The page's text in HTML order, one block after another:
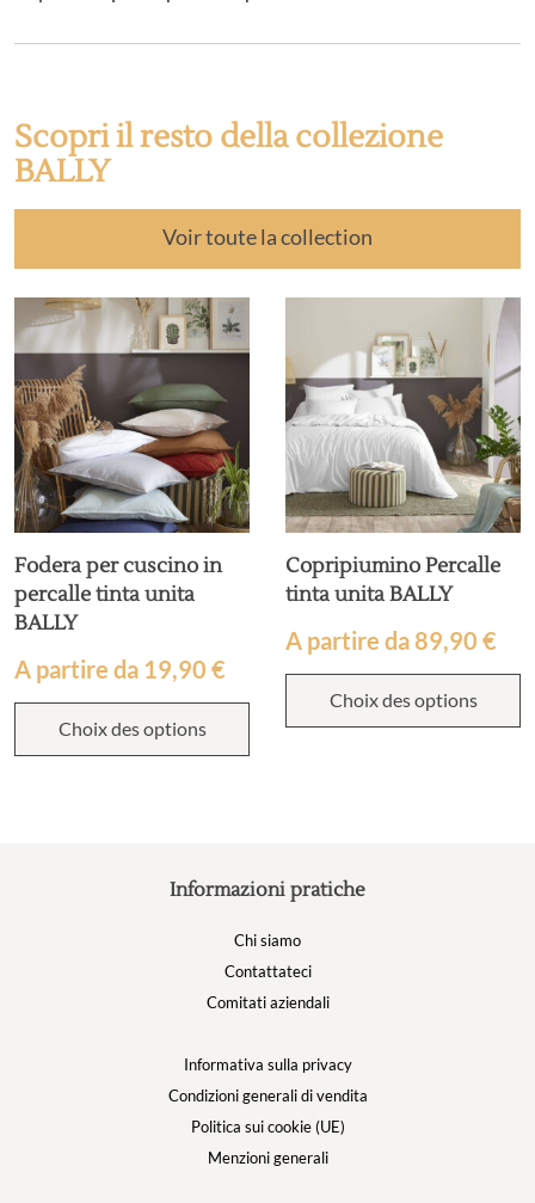
Scopri il resto della collezione
BALLY
Voir toute la collection
Fodera per cuscino in
percalle tinta unita
BALLY
A partire da 19,90 €
Choix des options
Copripiumino Percalle
tinta unita BALLY
A partire da89,90 €
Choix des options
Informazioni pratiche
Chi siamo
Contattateci
Comitati aziendali
Informativa sulla privacy
Condizioni generali di vendita
Politica sui cookie (UE)
Menzioni generali